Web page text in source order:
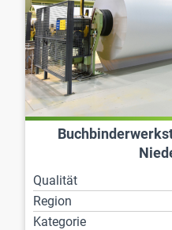
Qualität
Region
Kategorie